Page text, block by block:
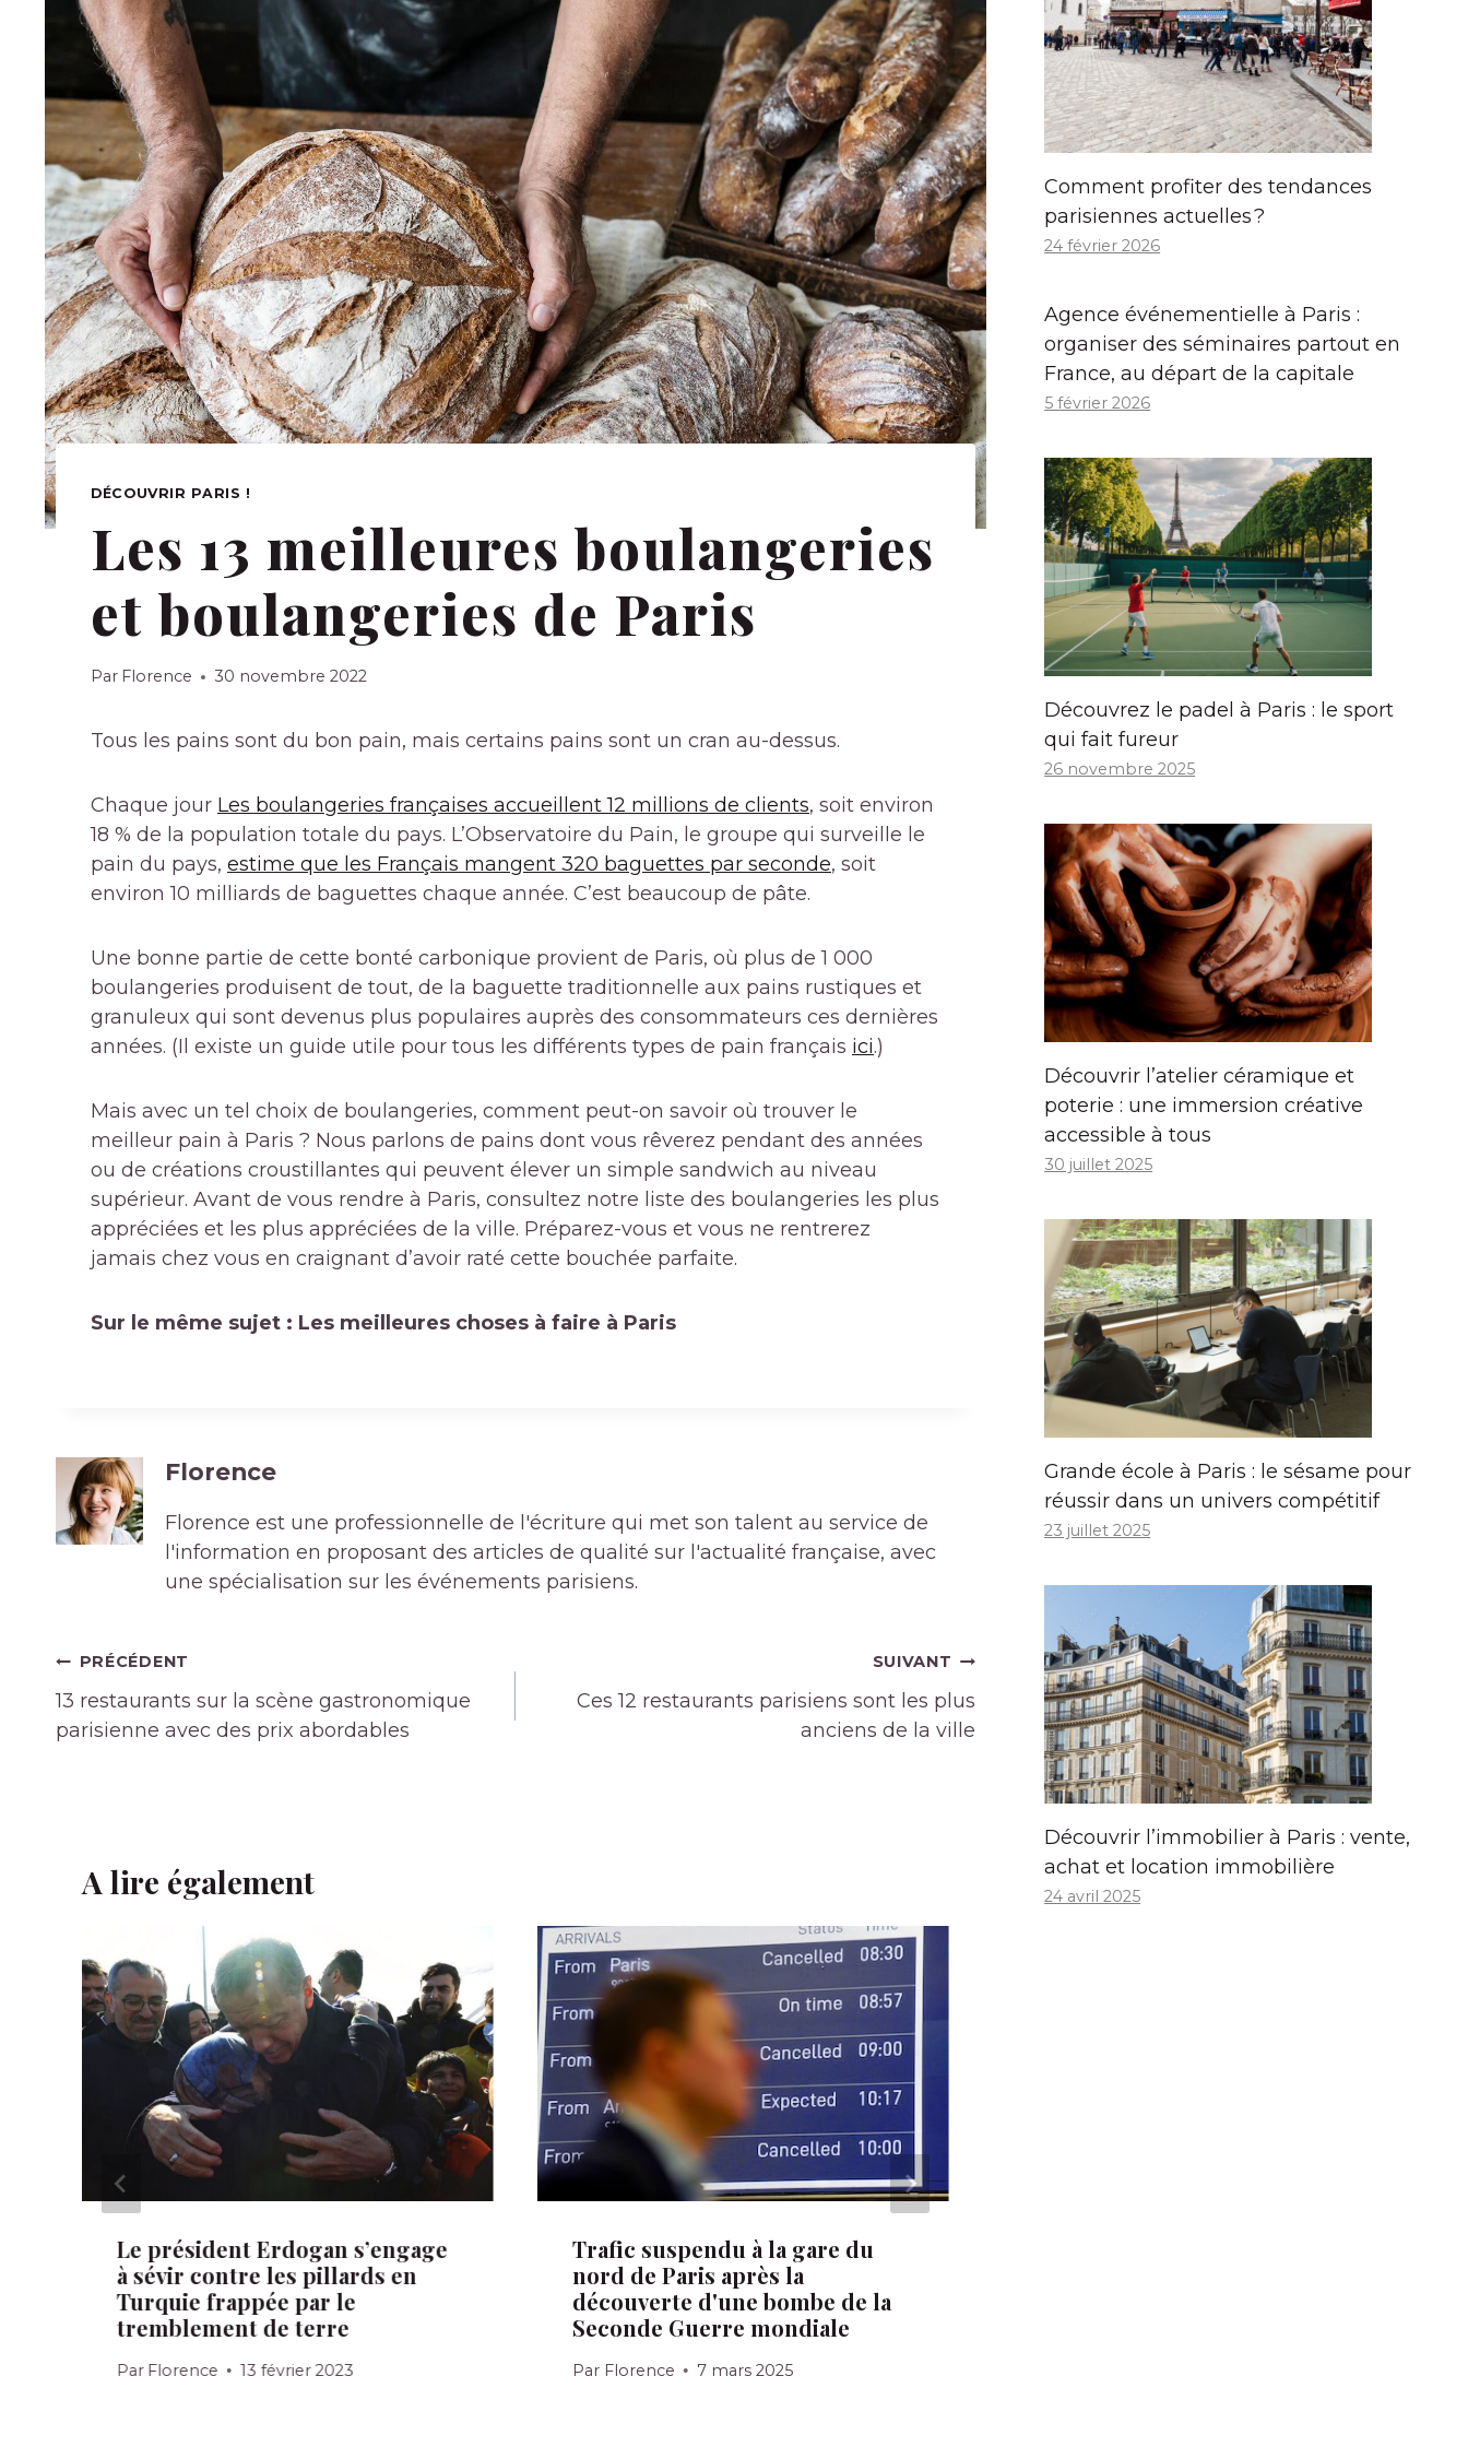
DÉCOUVRIR PARIS !
Les 13 meilleures boulangeries
et boulangeries de Paris
Par Florence 30 novembre 2022
Tous les pains sont du bon pain, mais certains pains sont un cran au-dessus.
Chaque jour Les boulangeries françaises accueillent 12 millions de clients, soit environ
18 % de la population totale du pays. L’Observatoire du Pain, le groupe qui surveille le
pain du pays, estime que les Français mangent 320 baguettes par seconde, soit
environ 10 milliards de baguettes chaque année. C’est beaucoup de pâte.
Une bonne partie de cette bonté carbonique provient de Paris, où plus de 1 000
boulangeries produisent de tout, de la baguette traditionnelle aux pains rustiques et
granuleux qui sont devenus plus populaires auprès des consommateurs ces dernières
années. (Il existe un guide utile pour tous les différents types de pain français ici.)
Mais avec un tel choix de boulangeries, comment peut-on savoir où trouver le
meilleur pain à Paris ? Nous parlons de pains dont vous rêverez pendant des années
ou de créations croustillantes qui peuvent élever un simple sandwich au niveau
supérieur. Avant de vous rendre à Paris, consultez notre liste des boulangeries les plus
appréciées et les plus appréciées de la ville. Préparez-vous et vous ne rentrerez
jamais chez vous en craignant d’avoir raté cette bouchée parfaite.
Sur le même sujet : Les meilleures choses à faire à Paris
Florence
Florence est une professionnelle de l'écriture qui met son talent au service de
l'information en proposant des articles de qualité sur l'actualité française, avec
une spécialisation sur les événements parisiens.
Navigation
de
l’article
PRÉCÉDENT
13 restaurants sur la scène gastronomique
parisienne avec des prix abordables
SUIVANT
Ces 12 restaurants parisiens sont les plus
anciens de la ville
A lire également
Le président Erdogan s’engage
à sévir contre les pillards en
Turquie frappée par le
tremblement de terre
Par Florence 13 février 2023
Trafic suspendu à la gare du
nord de Paris après la
découverte d'une bombe de la
Seconde Guerre mondiale
Par Florence 7 mars 2025
Comment profiter des tendances
parisiennes actuelles ?
24 février 2026
Agence événementielle à Paris :
organiser des séminaires partout en
France, au départ de la capitale
5 février 2026
Découvrez le padel à Paris : le sport
qui fait fureur
26 novembre 2025
Découvrir l’atelier céramique et
poterie : une immersion créative
accessible à tous
30 juillet 2025
Grande école à Paris : le sésame pour
réussir dans un univers compétitif
23 juillet 2025
Découvrir l’immobilier à Paris : vente,
achat et location immobilière
24 avril 2025